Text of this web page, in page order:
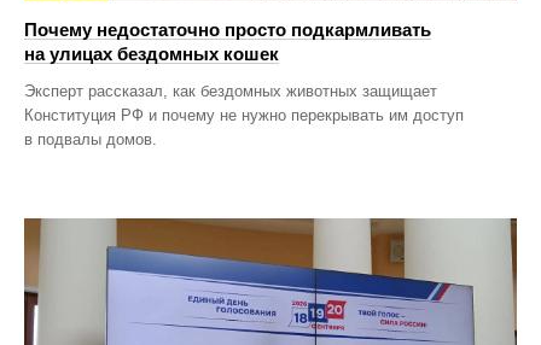
Почему недостаточно просто подкармливать
на улицах бездомных кошек
Эксперт рассказал, как бездомных животных защищает
Конституция РФ и почему не нужно перекрывать им доступ
в подвалы домов.